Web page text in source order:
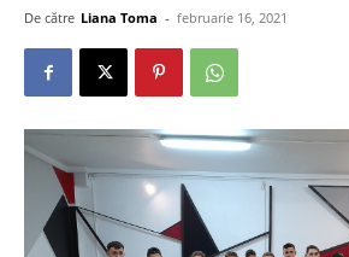
De către Liana Toma - februarie 16, 2021